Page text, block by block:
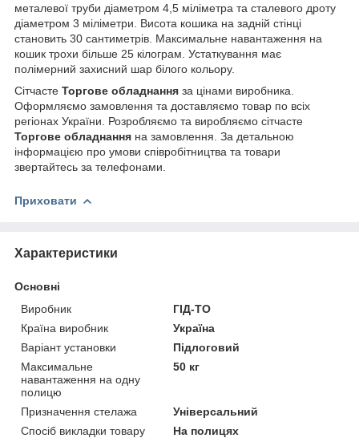
металевої труби діаметром 4,5 міліметра та сталевого дроту
діаметром 3 міліметри. Висота кошика на задній стінці
становить 30 сантиметрів. Максимальне навантаження на
кошик трохи більше 25 кілограм. Устаткування має
полімерний захисний шар білого кольору.
Сітчасте Торгове обладнання за цінами виробника.
Оформляємо замовлення та доставляємо товар по всіх
регіонах України. Розробляємо та виробляємо сітчасте
Торгове обладнання на замовлення. За детальною
інформацією про умови співробітництва та товари
звертайтесь за телефонами.
Приховати
Характеристики
Основні
Виробник
ГІД-ТО
Країна виробник
Україна
Варіант установки
Підлоговий
Максимальне
навантаження на одну
полицю
50 кг
Призначення стелажа
Універсальний
Спосіб викладки товару
На полицях